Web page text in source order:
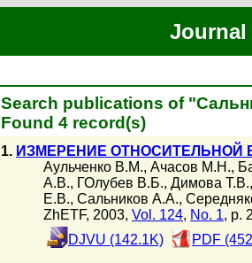
Journal
Search publications of
Found 4 record(s)
1. ИЗМЕРЕНИЕ ОТНОСИТЕЛЬНОЙ
Аульченко В.М., Ачасов М.Н.,
А.В., ГОлубев В.Б., Димова Т.В.,
Е.В., Сальников А.А.,
ZhETF, 2003, Vol. 124, No. 1, p.
DJVU (142.1K)
PDF